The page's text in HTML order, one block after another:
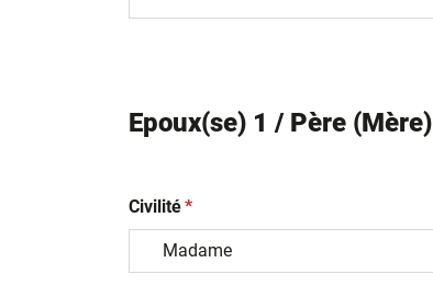
Epoux(se) 1 / Père (Mère)
Civilité(obligatoire)
*